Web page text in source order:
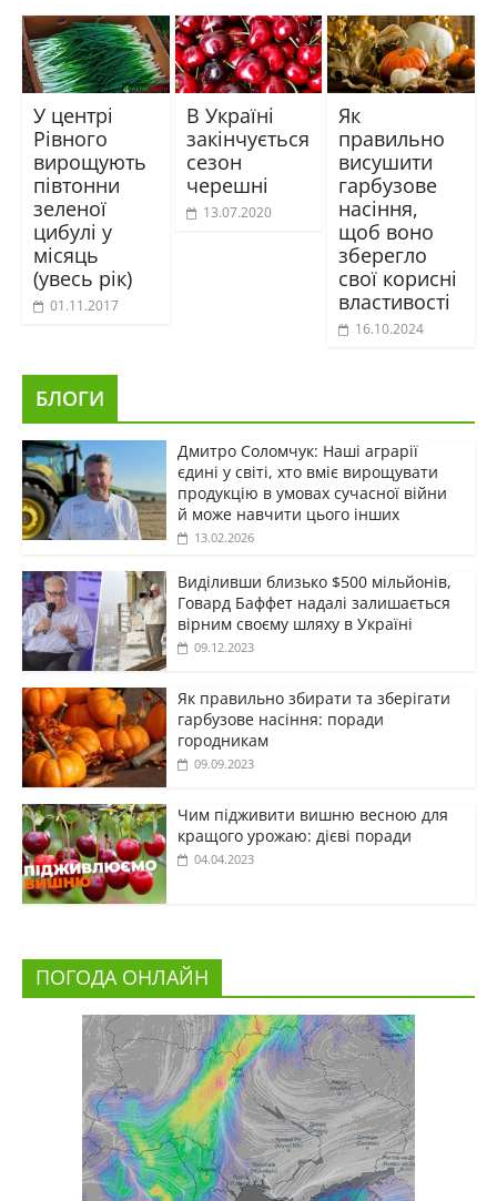
У центрі
Рівного
вирощують
півтонни
зеленої
цибулі у
місяць
(увесь рік)
01.11.2017
В Україні
закінчується
сезон
черешні
13.07.2020
Як
правильно
висушити
гарбузове
насіння,
щоб воно
зберегло
свої корисні
властивості
16.10.2024
БЛОГИ
Дмитро Соломчук: Наші аграрії
єдині у світі, хто вміє вирощувати
продукцію в умовах сучасної війни
й може навчити цього інших
13.02.2026
Виділивши близько $500 мільйонів,
Говард Баффет надалі залишається
вірним своєму шляху в Україні
09.12.2023
Як правильно збирати та зберігати
гарбузове насіння: поради
городникам
09.09.2023
Чим підживити вишню весною для
кращого урожаю: дієві поради
04.04.2023
ПОГОДА ОНЛАЙН